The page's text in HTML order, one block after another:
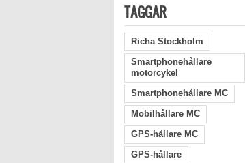
TAGGAR
Richa Stockholm
Smartphonehållare
motorcykel
Smartphonehållare MC
Mobilhållare MC
GPS-hållare MC
GPS-hållare